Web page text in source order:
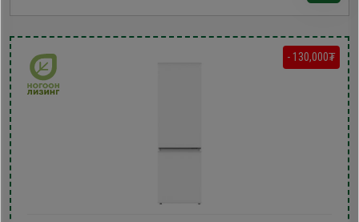
- 130,000₮